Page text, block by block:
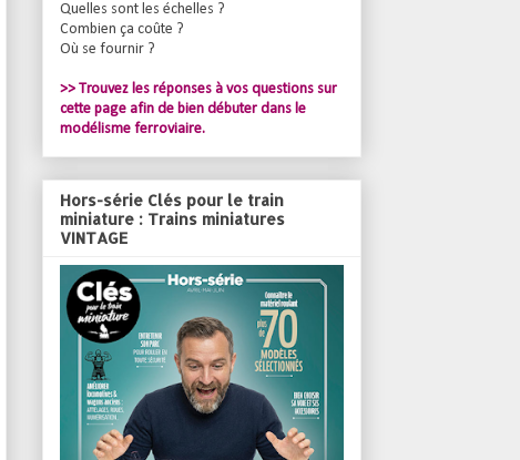
Quelles sont les échelles ?
Combien ça coûte ?
Où se fournir ?
>> Trouvez les réponses à vos questions sur
cette page afin de bien débuter dans le
modélisme ferroviaire.
Hors-série Clés pour le train
miniature : Trains miniatures
VINTAGE